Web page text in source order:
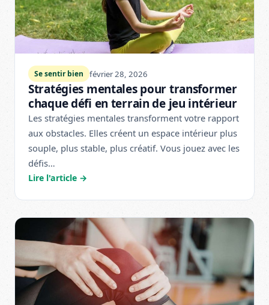
Se sentir bien février 28, 2026
Stratégies mentales pour transformer
chaque défi en terrain de jeu intérieur
Les stratégies mentales transforment votre rapport
aux obstacles. Elles créent un espace intérieur plus
souple, plus stable, plus créatif. Vous jouez avec les
défis…
Lire l'article →